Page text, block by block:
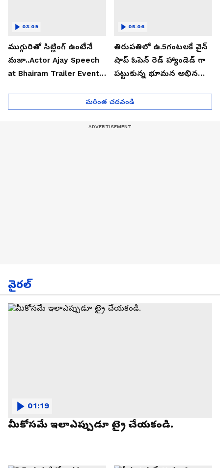
ముగ్గురితో సిట్టింగ్ ఉంటేనే
మజా..Actor Ajay Speech
at Bhairam Trailer Event |
03:09
తిరుపతిలో ఉ.5గంటలకే వైన్
షాప్ ఓపెన్ రెడ్ హ్యాండెడ్ గా
పట్టుకున్న భూమన అభినయ్|
05:06
మరింత చదవండి
వైరల్
మీకోసమే ఇలాఎప్పుడూ ట్రై చేయకండి.
01:19